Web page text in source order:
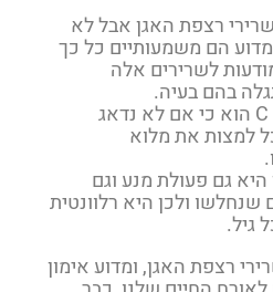
רצפת האגן אבל לא
הם משמעותיים כל כך
לשרירים אלה
בהם בעיה.
המוטו שלנו פה בסטודיו C הוא כי אם לא נדאג
למצות את מלוא
גם פעולת מנע וגם
ולכן היא רלוונטית
גיל.
רצפת האגן, ומדוע אימון